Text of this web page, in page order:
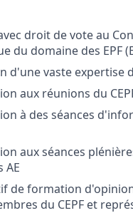
droit de vote au
du domaine des EPF
d'une vaste expertise
aux réunions du
à des séances
aux séances
AE
de formation
du CEPF et